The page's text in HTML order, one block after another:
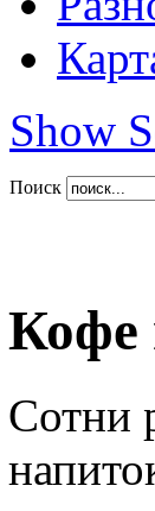
Show
Поиск
Кофе
Сотни